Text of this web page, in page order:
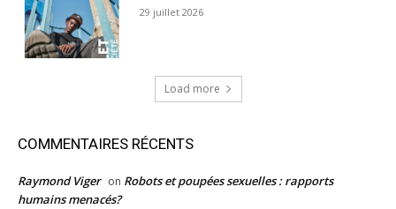
29 juillet 2026
Load more
COMMENTAIRES RÉCENTS
Raymond Viger on Robots et poupées sexuelles : rapports
humains menacés?